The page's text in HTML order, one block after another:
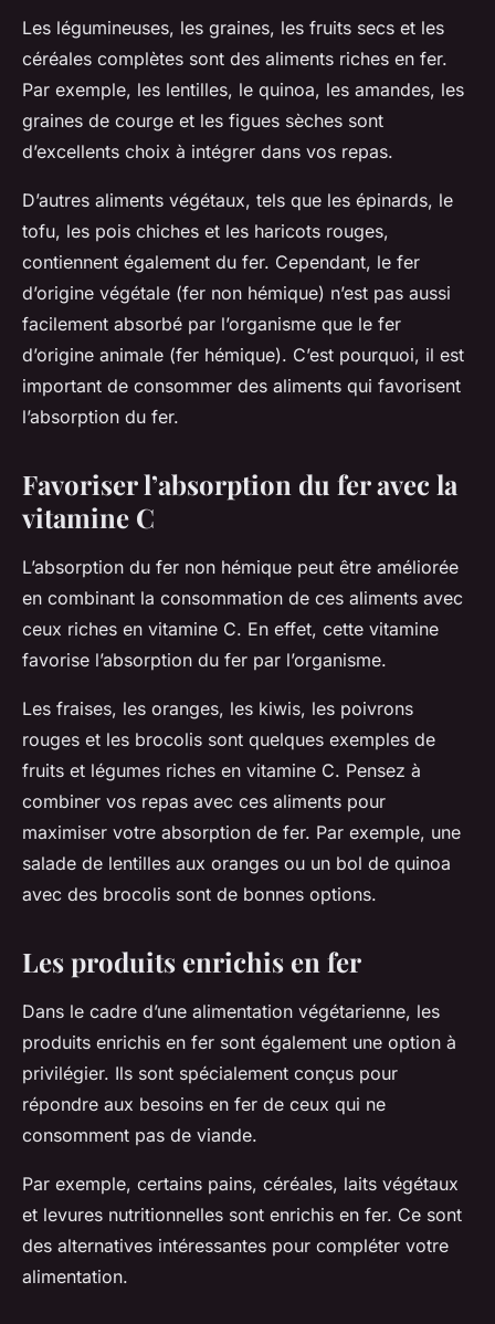
Les légumineuses, les graines, les fruits secs et les
céréales complètes sont des aliments riches en fer.
Par exemple, les lentilles, le quinoa, les amandes, les
graines de courge et les figues sèches sont
d’excellents choix à intégrer dans vos repas.
D’autres aliments végétaux, tels que les épinards, le
tofu, les pois chiches et les haricots rouges,
contiennent également du fer. Cependant, le fer
d’origine végétale (fer non hémique) n’est pas aussi
facilement absorbé par l’organisme que le fer
d’origine animale (fer hémique). C’est pourquoi, il est
important de consommer des aliments qui favorisent
l’absorption du fer.
Favoriser l’absorption du fer avec la
vitamine C
L’absorption du fer non hémique peut être améliorée
en combinant la consommation de ces aliments avec
ceux riches en vitamine C. En effet, cette vitamine
favorise l’absorption du fer par l’organisme.
Les fraises, les oranges, les kiwis, les poivrons
rouges et les brocolis sont quelques exemples de
fruits et légumes riches en vitamine C. Pensez à
combiner vos repas avec ces aliments pour
maximiser votre absorption de fer. Par exemple, une
salade de lentilles aux oranges ou un bol de quinoa
avec des brocolis sont de bonnes options.
Les produits enrichis en fer
Dans le cadre d’une alimentation végétarienne, les
produits enrichis en fer sont également une option à
privilégier. Ils sont spécialement conçus pour
répondre aux besoins en fer de ceux qui ne
consomment pas de viande.
Par exemple, certains pains, céréales, laits végétaux
et levures nutritionnelles sont enrichis en fer. Ce sont
des alternatives intéressantes pour compléter votre
alimentation.